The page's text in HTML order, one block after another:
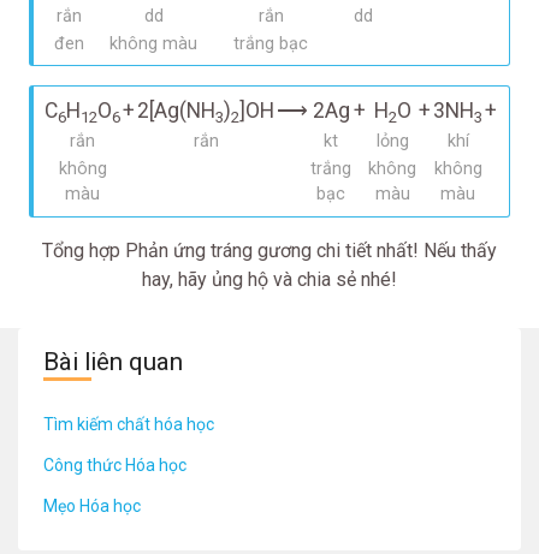
rắn dd rắn
dd
đen
không màu trắng bạc
C6H 12O6+ 2[Ag(NH 3)2 ]OH ⟶ 2Ag + H 2O + 3NH 3 +
rắn rắn kt lỏng
khí
không
màu
trắng
bạc
không
màu
không
màu
Tổng hợp Phản ứng tráng gương chi tiết nhất! Nếu thấy
hay, hãy ủng hộ và chia sẻ nhé!
Bài liên quan
Tìm kiếm chất hóa học
Công thức Hóa học
Mẹo Hóa học